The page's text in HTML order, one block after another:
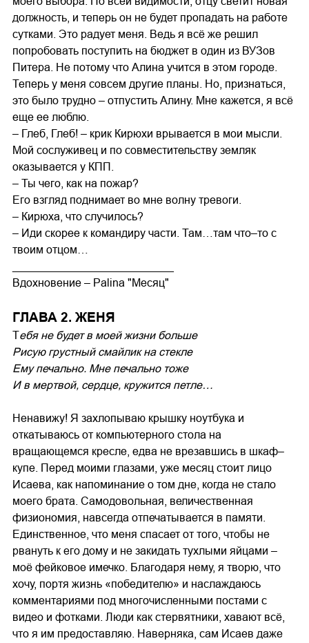
должность, и теперь он не будет пропадать на работе
сутками. Это радует меня. Ведь я всё же решил
попробовать поступить на бюджет в один из ВУЗов
Питера. Не потому что Алина учится в этом городе.
Теперь у меня совсем другие планы. Но, признаться,
это было трудно – отпустить Алину. Мне кажется, я всё
еще ее люблю.
– Глеб, Глеб! – крик Кирюхи врывается в мои мысли.
Мой сослуживец и по совместительству земляк
оказывается у КПП.
– Ты чего, как на пожар?
Его взгляд поднимает во мне волну тревоги.
– Кирюха, что случилось?
– Иди скорее к командиру части. Там…там что–то с
твоим отцом…
Вдохновение – Palina "Месяц"
ГЛАВА 2. ЖЕНЯ
Тебя не будет в моей жизни больше
Рисую грустный смайлик на стекле
Ему печально. Мне печально тоже
И в мертвой, сердце, кружится петле…
Ненавижу! Я захлопываю крышку ноутбука и
откатываюсь от компьютерного стола на
вращающемся кресле, едва не врезавшись в шкаф–
купе. Перед моими глазами, уже месяц стоит лицо
Исаева, как напоминание о том дне, когда не стало
моего брата. Самодовольная, величественная
физиономия, навсегда отпечатывается в памяти.
Единственное, что меня спасает от того, чтобы не
рвануть к его дому и не закидать тухлыми яйцами –
моё фейковое имечко. Благодаря нему, я творю, что
хочу, портя жизнь «победителю» и наслаждаюсь
комментариями под многочисленными постами с
видео и фотками. Люди как стервятники, хавают всё,
что я им предоставляю. Наверняка, сам Исаев даже